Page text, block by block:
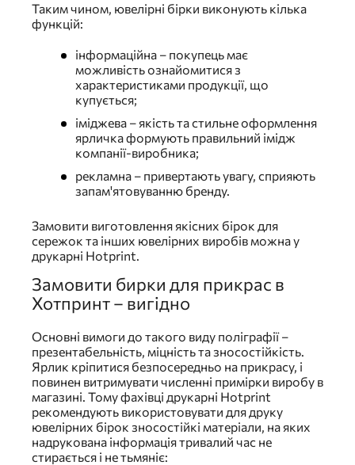
Таким чином, ювелірні бірки виконують кілька
функцій:
інформаційна – покупець має
можливість ознайомитися з
характеристиками продукції, що
купується;
іміджева – якість та стильне оформлення
ярличка формують правильний імідж
компанії-виробника;
рекламна – привертають увагу, сприяють
запам'ятовуванню бренду.
Замовити виготовлення якісних бірок для
сережок та інших ювелірних виробів можна у
друкарні Hotprint.
Замовити бирки для прикрас в
Хотпринт – вигідно
Основні вимоги до такого виду поліграфії –
презентабельність, міцність та зносостійкість.
Ярлик кріпитися безпосередньо на прикрасу, і
повинен витримувати численні примірки виробу в
магазині. Тому фахівці друкарні Hotprint
рекомендують використовувати для друку
ювелірних бірок зносостійкі матеріали, на яких
надрукована інформація тривалий час не
стирається і не тьмяніє: